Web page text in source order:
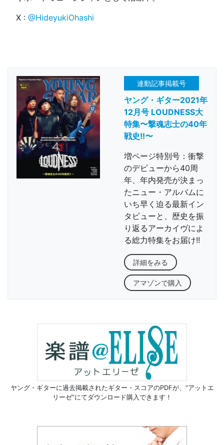
X : @HideyukiOhashi
連動記事掲載号
ヤング・ギター2021年
12月号 LOUDNESS大
特集〜撃魂志士の40年
戦史!!〜
増ページ特別号：衝撃
のデビューから40周
年、年内発売が決まっ
たニュー・アルバムに
いち早く迫る最新イン
タビューと、歴史を振
り返るアーカイヴによ
る総力特集をお届け!!
詳細をみる
アマゾンで購入
ヤング・ギターに過去掲載されたギター・スコアのPDFが、 “アットエ
リーゼ”にてダウンロード購入できます！